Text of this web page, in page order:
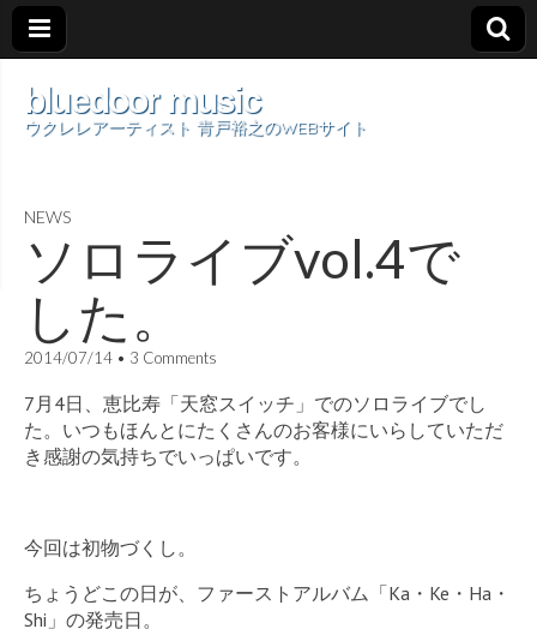
bluedoor music
ウクレレアーティスト 青戸裕之のWEBサイト
NEWS
ソロライブvol.4で
した。
2014/07/14 • 3 Comments
7月4日、恵比寿「天窓スイッチ」でのソロライブでし
た。いつもほんとにたくさんのお客様にいらしていただ
き感謝の気持ちでいっぱいです。
今回は初物づくし。
ちょうどこの日が、ファーストアルバム「Ka・Ke・Ha・
Shi」の発売日。